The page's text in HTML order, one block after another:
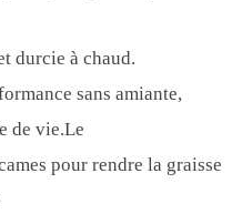
durcie à chaud.
sans amiante,
de vie.Le
pour rendre la graisse